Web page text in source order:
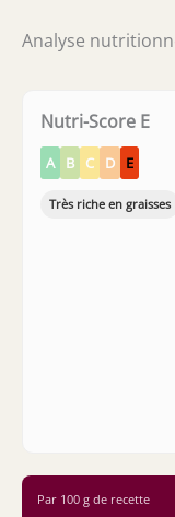
Analyse
Nutri-Score E
A B C D E
Très riche en graisses
Par 100 g de recette